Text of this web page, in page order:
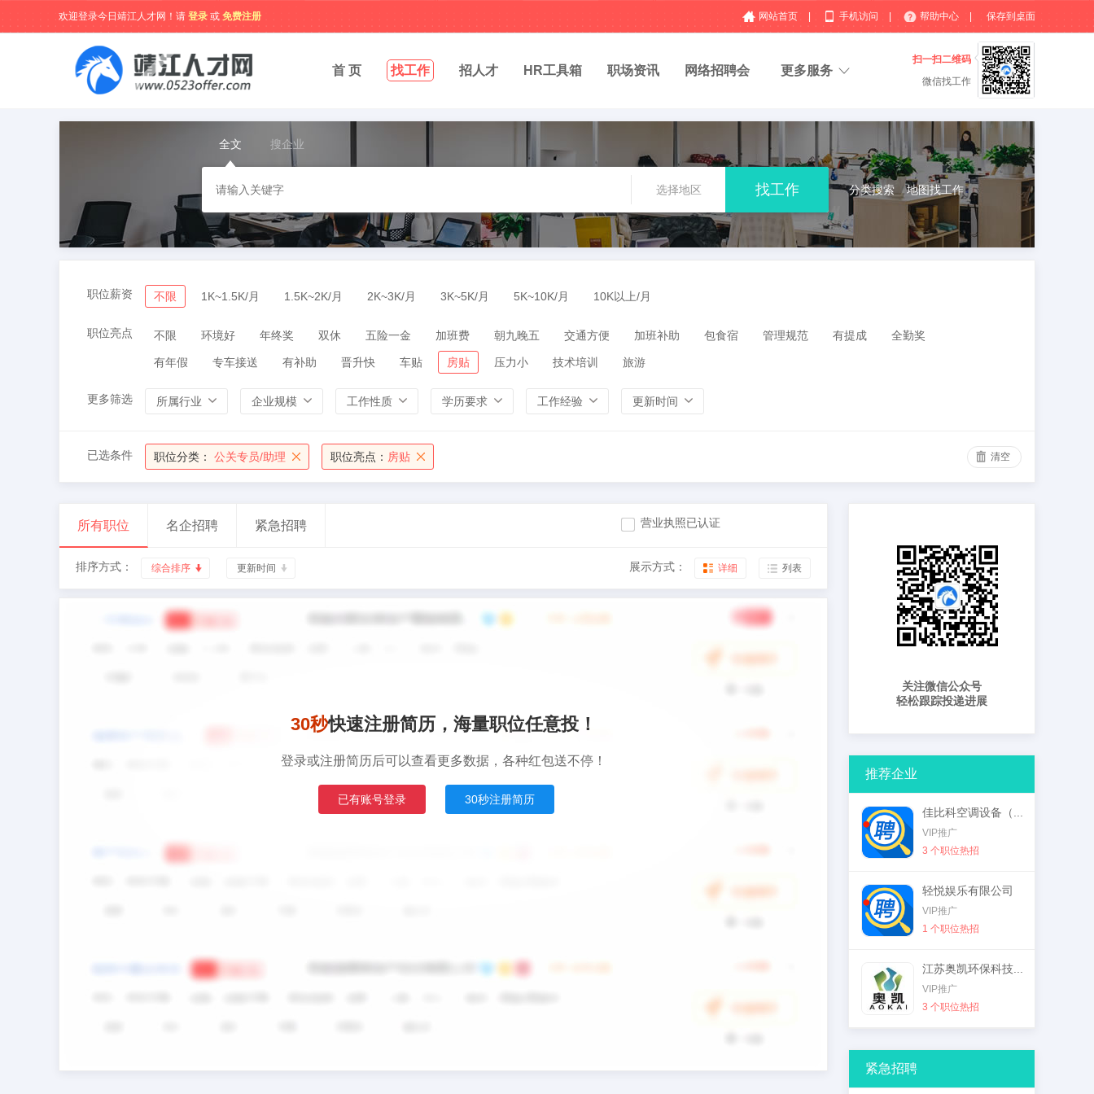
欢迎登录今日靖江人才网！请 登录 或 免费注册 网站首页 手机访问 帮助中心 保存到桌面
首 页 找工作 招人才 HR工具箱 职场资讯 网络招聘会
扫一扫二维码
微信找工作
更多服务
全文 搜企业
选择地区 分类搜索 地图找工作
职位薪资 不限 1K~1.5K/月 1.5K~2K/月 2K~3K/月 3K~5K/月 5K~10K/月 10K以上/月
职位亮点 不限 环境好 年终奖 双休 五险一金 加班费 朝九晚五 交通方便 加班补助 包食宿 管理规范 有提成 全勤奖
有年假 专车接送 有补助 晋升快 车贴 房贴 压力小 技术培训 旅游
更多筛选 所属行业 企业规模 工作性质 学历要求 工作经验 更新时间
已选条件 职位分类： 公关专员/助理 职位亮点： 房贴 清空
所有职位 名企招聘 紧急招聘 营业执照已认证
排序方式： 综合排序 更新时间 展示方式： 详细 列表
30秒快速注册简历，海量职位任意投！
登录或注册简历后可以查看更多数据，各种红包送不停！
已有账号登录 30秒注册简历
关注微信公众号
轻松跟踪投递进展
推荐企业
佳比科空调设备（...
VIP推广
3 个职位热招
轻悦娱乐有限公司
VIP推广
1 个职位热招
江苏奥凯环保科技...
VIP推广
3 个职位热招
紧急招聘